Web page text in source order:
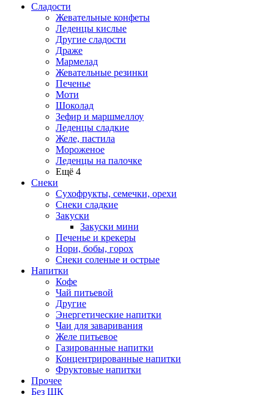
Сладости
Жевательные конфеты
Леденцы кислые
Другие сладости
Драже
Мармелад
Жевательные резинки
Печенье
Моти
Шоколад
Зефир и маршмеллоу
Леденцы сладкие
Желе, пастила
Мороженое
Леденцы на палочке
Ещё 4
Снеки
Сухофрукты, семечки, орехи
Снеки сладкие
Закуски
Закуски мини
Печенье и крекеры
Нори, бобы, горох
Снеки соленые и острые
Напитки
Кофе
Чай питьевой
Другие
Энергетические напитки
Чаи для заваривания
Желе питьевое
Газированные напитки
Концентрированные напитки
Фруктовые напитки
Прочее
Без ШК